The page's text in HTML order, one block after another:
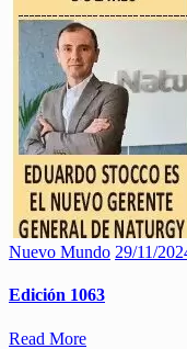
Nuevo Mundo 29/11/
Edición 1063
Read More